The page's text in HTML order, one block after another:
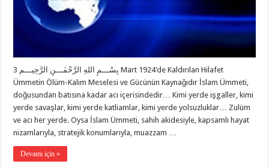
بِسْـــمِ اللهِ الرَّحْمٰـــنِ الرَّحِيـــم 3 Mart 1924’de Kaldırılan Hilafet
Ümmetin Ölüm-Kalım Meselesi ve Gücünün Kaynağıdır İslam Ümmeti,
doğusundan batısına kadar acı içerisindedir… Kimi yerde işgaller, kimi
yerde savaşlar, kimi yerde katliamlar, kimi yerde yolsuzluklar… Zulüm
ve acı her yerde. Oysa İslam Ümmeti, sahih akidesiyle, kapsamlı hayat
nizamlarıyla, stratejik konumlarıyla, muazzam …
Devamı için »